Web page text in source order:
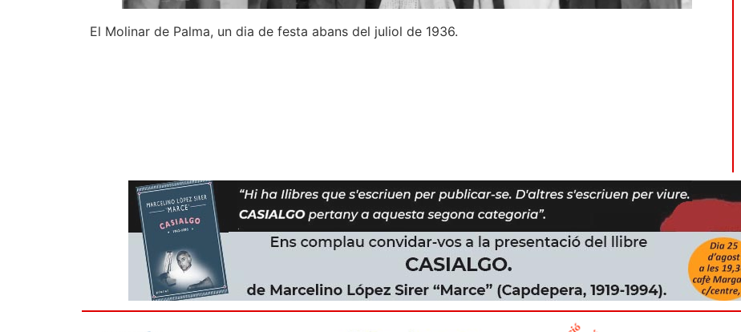
El Molinar de Palma, un dia de festa abans del juliol de 1936.